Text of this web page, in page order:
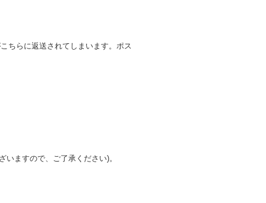
ちらに返送されてしまいます。ポス
ますので、ご了承ください)。